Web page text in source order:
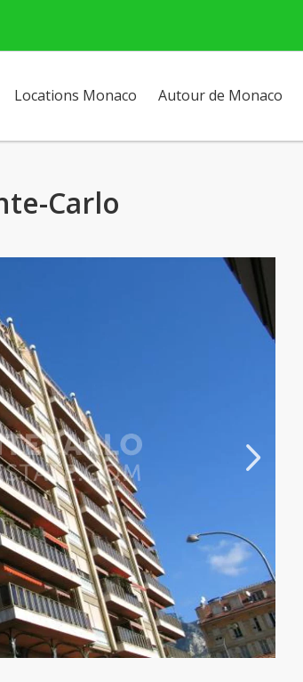
Locations Monaco Autour de Monaco
Carlo